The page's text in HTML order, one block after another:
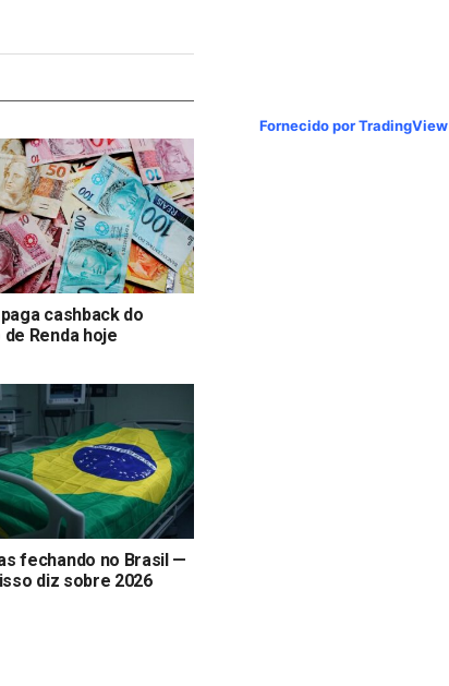
cashback do
Renda hoje
fechando no Brasil —
diz sobre 2026
Fornecido por TradingView